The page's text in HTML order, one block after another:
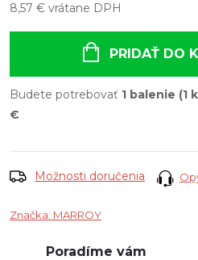
8,57 € vrátane DPH
PRIDAŤ DO
Budete potrebovať 1 balenie (1
€
Možnosti doručenia
Značka: MARROY
Poradíme vám